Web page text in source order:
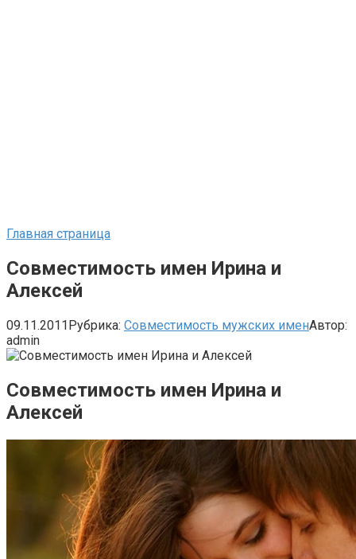
Главная страница
Совместимость имен Ирина и
Алексей
09.11.2011Рубрика: Совместимость мужских именАвтор:
admin
Совместимость имен Ирина и
Алексей